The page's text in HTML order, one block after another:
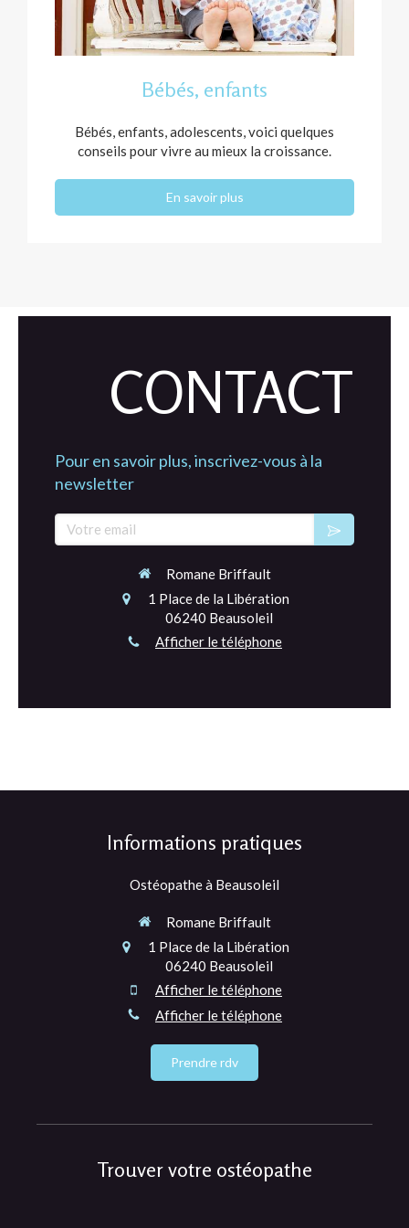
Bébés, enfants
Bébés, enfants, adolescents, voici quelques
conseils pour vivre au mieux la croissance.
En savoir plus
CONTACT
Pour en savoir plus, inscrivez-vous à la
newsletter
Votre email
Romane Briffault
1 Place de la Libération
06240 Beausoleil
Afficher le téléphone
Informations pratiques
Ostéopathe à Beausoleil
Romane Briffault
1 Place de la Libération
06240 Beausoleil
Afficher le téléphone
Afficher le téléphone
Prendre rdv
Trouver votre ostéopathe